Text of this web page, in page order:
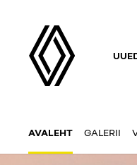
AVALEHT GALERII